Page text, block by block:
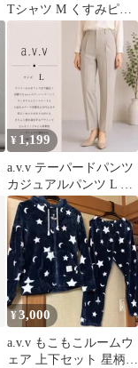
Tシャツ M くすみピン
ク 半袖 シンプル
¥ 1,199
a.v.v テーパードパンツ
カジュアルパンツ L レ
ディース タック ゆった
り
¥3,000
a.v.v もこもこルームウ
ェア 上下セット 星柄